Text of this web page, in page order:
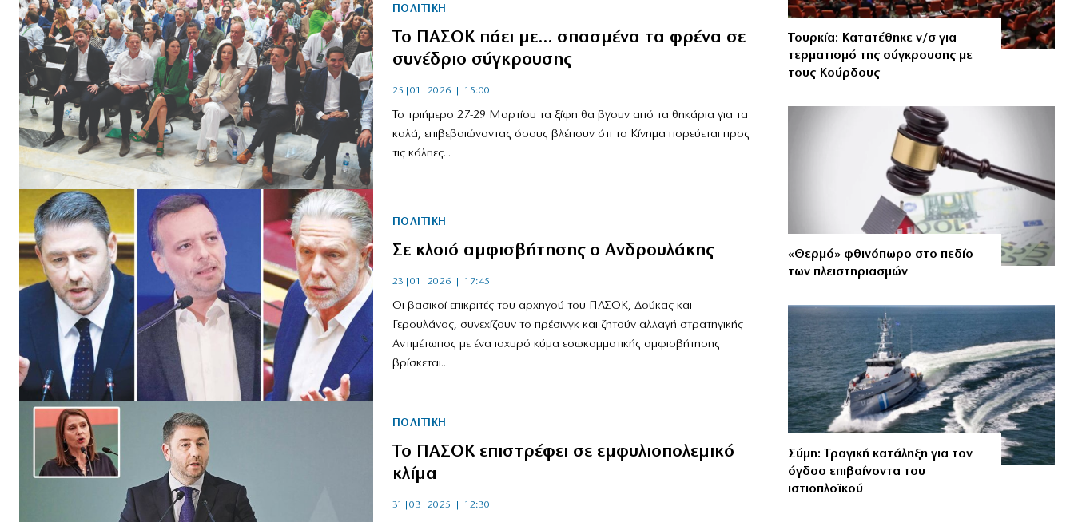
ΠΟΛΙΤΙΚΗ
Το ΠΑΣΟΚ πάει με… σπασμένα τα φρένα σε
συνέδριο σύγκρουσης
25|01|2026 | 15:00
Το τριήμερο 27-29 Μαρτίου τα ξίφη θα βγουν από τα θηκάρια για τα
καλά, επιβεβαιώνοντας όσους βλέπουν ότι το Κίνημα πορεύεται προς
τις κάλπες...
ΠΟΛΙΤΙΚΗ
Σε κλοιό αμφισβήτησης ο Ανδρουλάκης
23|01|2026 | 17:45
Οι βασικοί επικριτές του αρχηγού του ΠΑΣΟΚ, Δούκας και
Γερουλάνος, συνεχίζουν το πρέσινγκ και ζητούν αλλαγή στρατηγικής
Αντιμέτωπος με ένα ισχυρό κύμα εσωκομματικής αμφισβήτησης
βρίσκεται...
ΠΟΛΙΤΙΚΗ
Το ΠΑΣΟΚ επιστρέφει σε εμφυλιοπολεμικό
κλίμα
31|03|2025 | 12:30
Τουρκία: Κατατέθηκε ν/σ για
τερματισμό της σύγκρουσης με
τους Κούρδους
«Θερμό» φθινόπωρο στο πεδίο
των πλειστηριασμών
Σύμη: Τραγική κατάληξη για τον
όγδοο επιβαίνοντα του
ιστιοπλοϊκού